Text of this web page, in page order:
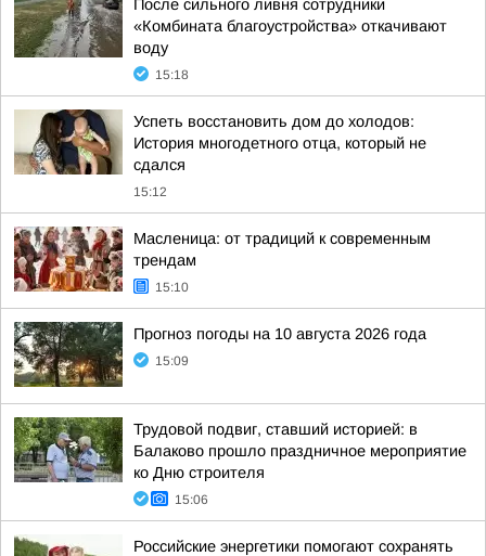
После сильного ливня сотрудники
«Комбината благоустройства» откачивают
воду
15:18
Успеть восстановить дом до холодов:
История многодетного отца, который не
сдался
15:12
Масленица: от традиций к современным
трендам
15:10
Прогноз погоды на 10 августа 2026 года
15:09
Трудовой подвиг, ставший историей: в
Балаково прошло праздничное мероприятие
ко Дню строителя
15:06
Российские энергетики помогают сохранять